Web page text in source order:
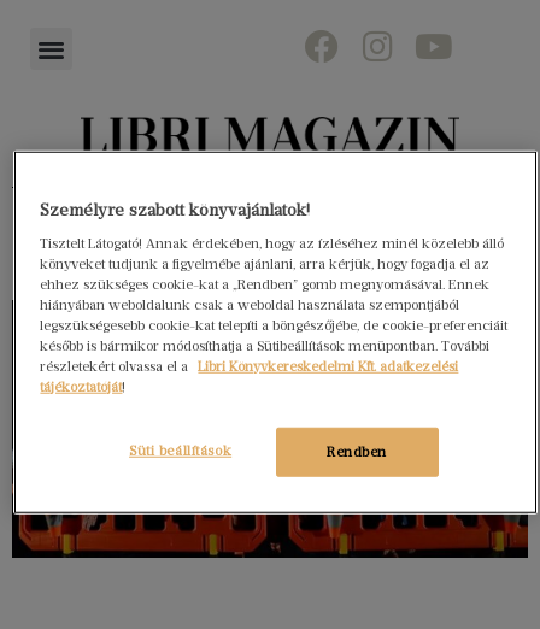
Személyre szabott könyvajánlatok!
Tisztelt Látogató! Annak érdekében, hogy az ízléséhez minél közelebb álló
könyveket tudjunk a figyelmébe ajánlani, arra kérjük, hogy fogadja el az
ehhez szükséges cookie-kat a „Rendben” gomb megnyomásával. Ennek
hiányában weboldalunk csak a weboldal használata szempontjából
legszükségesebb cookie-kat telepíti a böngészőjébe, de cookie-preferenciáit
később is bármikor módosíthatja a Sütibeállítások menüpontban. További
részletekért olvassa el a
Libri Könyvkereskedelmi Kft. adatkezelési
tájékoztatóját!
Rendben
Süti beállítások